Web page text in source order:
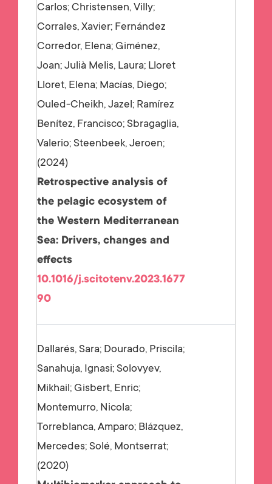
Carlos; Christensen, Villy;
Corrales, Xavier; Fernández
Corredor, Elena; Giménez,
Joan; Julià Melis, Laura; Lloret
Lloret, Elena; Macías, Diego;
Ouled-Cheikh, Jazel; Ramírez
Benítez, Francisco; Sbragaglia,
Valerio; Steenbeek, Jeroen;
2024
Retrospective analysis of
the pelagic ecosystem of
the Western Mediterranean
Sea: Drivers, changes and
effects
10.1016/j.scitotenv.2023.1677
90
Dallarés, Sara; Dourado, Priscila;
Sanahuja, Ignasi; Solovyev,
Mikhail; Gisbert, Enric;
Montemurro, Nicola;
Torreblanca, Amparo; Blázquez,
Mercedes; Solé, Montserrat;
2020